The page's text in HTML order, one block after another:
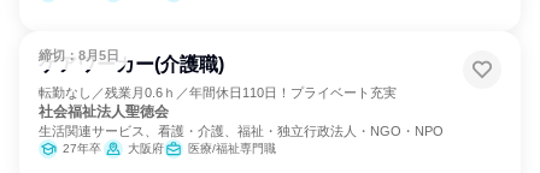
締切：8月5日
ケアワーカー(介護職)
転勤なし／残業月0.6ｈ／年間休日110日！プライベート充実
社会福祉法人聖徳会
生活関連サービス、看護・介護、福祉・独立行政法人・NGO・NPO
27年卒 大阪府 医療/福祉専門職